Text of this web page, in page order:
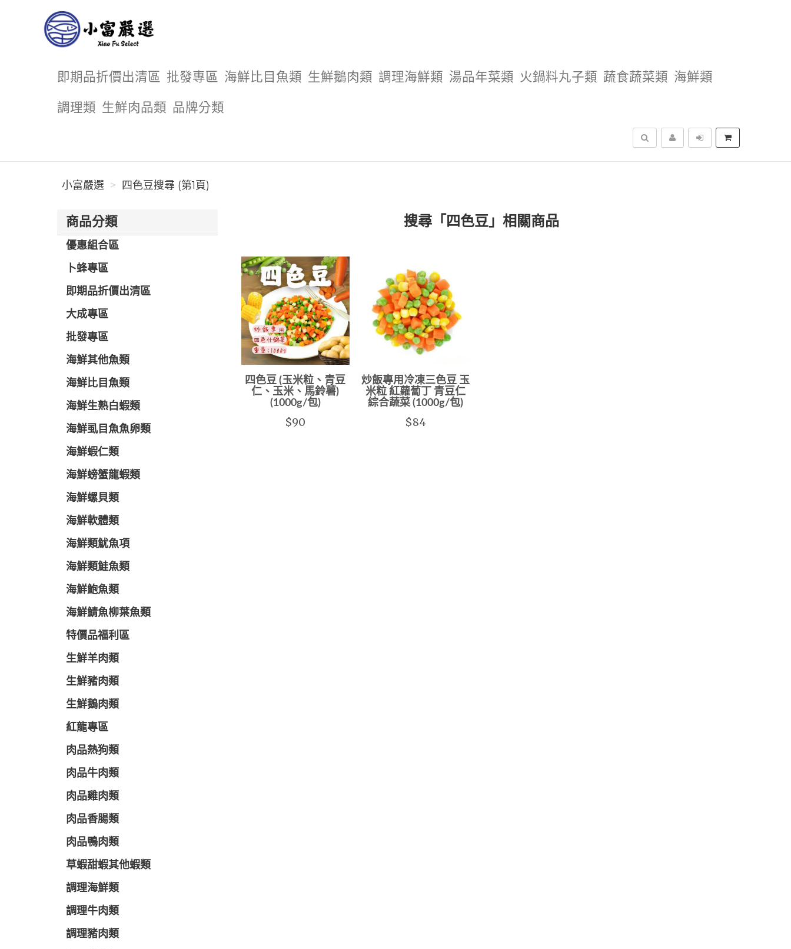
即期品折價出清區 批發專區 海鮮比目魚類 生鮮鵝肉類 調理海鮮類 湯品年菜類 火鍋料丸子類 蔬食蔬菜類 海鮮類
調理類 生鮮肉品類 品牌分類
搜尋
小富嚴選 四色豆搜尋 (第1頁)
商品分類
優惠組合區
卜蜂專區
即期品折價出清區
大成專區
批發專區
海鮮其他魚類
海鮮比目魚類
海鮮生熟白蝦類
海鮮虱目魚魚卵類
海鮮蝦仁類
海鮮螃蟹龍蝦類
海鮮螺貝類
海鮮軟體類
海鮮類魷魚項
海鮮類鮭魚類
海鮮鮑魚類
海鮮鯖魚柳葉魚類
特價品福利區
生鮮羊肉類
生鮮豬肉類
生鮮鵝肉類
紅龍專區
肉品熱狗類
肉品牛肉類
肉品雞肉類
肉品香腸類
肉品鴨肉類
草蝦甜蝦其他蝦類
調理海鮮類
調理牛肉類
調理豬肉類
搜尋「四色豆」相關商品
四色豆 (玉米粒、青豆
仁、玉米、馬鈴薯)
(1000g/包)
$90
炒飯專用冷凍三色豆 玉
米粒 紅蘿蔔丁 青豆仁
綜合蔬菜 (1000g/包)
$84